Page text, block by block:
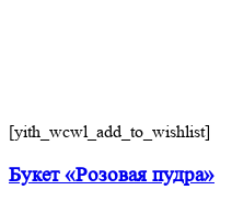
[yith_wcwl_add_to_wishlist]
Букет «Розовая пудра»